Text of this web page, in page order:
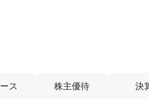
ス 株主優待 決